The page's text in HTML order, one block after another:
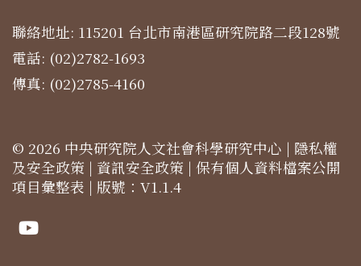
聯絡地址: 115201 台北市南港區研究院路二段128號
電話: (02)2782-1693
傳真: (02)2785-4160
© 2026 中央研究院人文社會科學研究中心 | 隱私權
及安全政策 | 資訊安全政策 | 保有個人資料檔案公開
項目彙整表 | 版號：V1.1.4
Youtube